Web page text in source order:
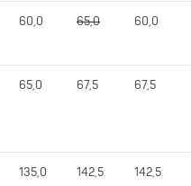
60,0 65,0 60,0
65,0 67,5 67,5
135,0 142,5 142,5